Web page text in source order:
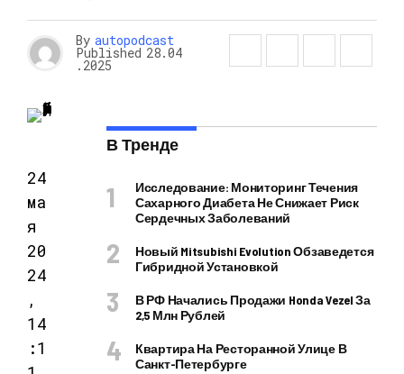
By autopodcast
Published 28.04
.2025
24
ма
я
20
24
,
14
:1
В Тренде
Исследование: Мониторинг Течения
Сахарного Диабета Не Снижает Риск
Сердечных Заболеваний
Новый Mitsubishi Evolution Обзаведется
Гибридной Установкой
В РФ Начались Продажи Honda Vezel За
2,5 Млн Рублей
Квартира На Ресторанной Улице В
Санкт-Петербурге